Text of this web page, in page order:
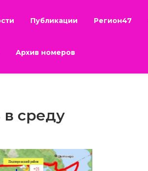
Публикации Регион47
Архив номеров
в среду